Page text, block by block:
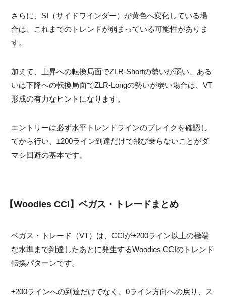
さらに、SI（サイドワインダー）が黄色へ変化している場
合は、これまでのトレンドが弱まっている可能性がありま
す。
加えて、上昇への転換局面でZLR-Shortの勢いが弱い、ある
いは下降への転換局面でZLR-Longの勢いが弱い場合は、VT
形成の有力なヒントになります。
エントリーは必ず水平トレンドラインのブレイクを確認し
てから行い、±200ライン到達だけで飛び乗らないことがダ
マシ回避の基本です。
【Woodies CCI】ベガス・トレードまとめ
ベガス・トレード（VT）は、CCIが±200ライン以上の極端
な水準まで到達したあとに発生するWoodies CCIのトレンド
転換パターンです。
±200ラインへの到達だけでなく、0ライン方向への戻り、ス